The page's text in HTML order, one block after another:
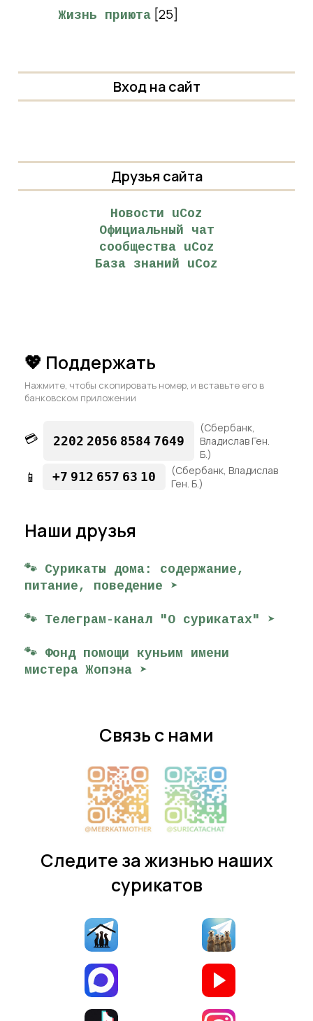
Жизнь приюта [25]
Вход на сайт
Друзья сайта
Новости uCoz
Официальный чат
сообщества uCoz
База знаний uCoz
💖 Поддержать
Нажмите, чтобы скопировать номер, и вставьте его в
банковском приложении
💳 2202 2056 8584 7649
(Сбербанк,
Владислав Ген.
Б.)
📱 +7 912 657 63 10
(Сбербанк, Владислав
Ген. Б.)
Наши друзья
🐾 Сурикаты дома: содержание,
питание, поведение ➤
🐾 Телеграм-канал "О сурикатах" ➤
🐾 Фонд помощи куньим имени
мистера Жопэна ➤
Связь с нами
Следите за жизнью наших
сурикатов